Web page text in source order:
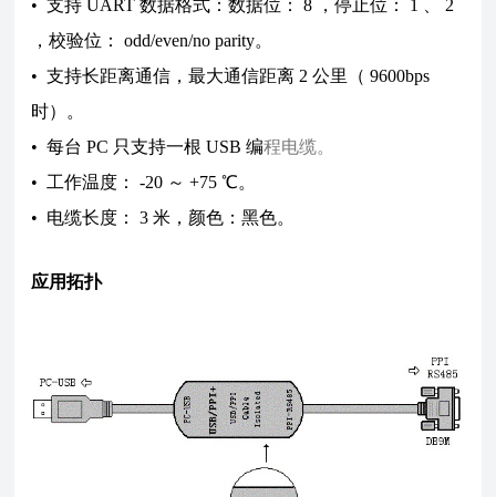
• 支持 UART 数据格式：数据位： 8 ，停止位： 1 、 2
，校验位： odd/even/no parity。
• 支持长距离通信，最大通信距离 2 公里（ 9600bps
时）。
• 每台 PC 只支持一根 USB 编程电缆。
• 工作温度： -20 ～ +75 ℃。
• 电缆长度： 3 米，颜色：黑色。
应用拓扑